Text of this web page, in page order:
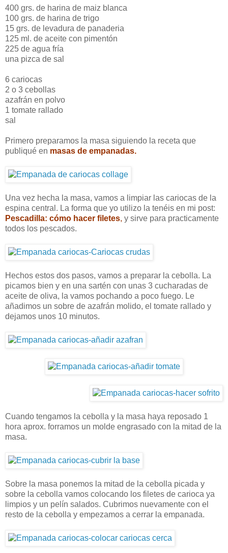
400 grs. de harina de maiz blanca
100 grs. de harina de trigo
15 grs. de levadura de panaderia
125 ml. de aceite con pimentón
225 de agua fría
una pizca de sal
6 cariocas
2 o 3 cebollas
azafrán en polvo
1 tomate rallado
sal
Primero preparamos la masa siguiendo la receta que
publiqué en masas de empanadas.
Una vez hecha la masa, vamos a limpiar las cariocas de la
espina central. La forma que yo utilizo la tenéis en mi post:
Pescadilla: cómo hacer filetes, y sirve para practicamente
todos los pescados.
Hechos estos dos pasos, vamos a preparar la cebolla. La
picamos bien y en una sartén con unas 3 cucharadas de
aceite de oliva, la vamos pochando a poco fuego. Le
añadimos un sobre de azafrán molido, el tomate rallado y
dejamos unos 10 minutos.
Cuando tengamos la cebolla y la masa haya reposado 1
hora aprox. forramos un molde engrasado con la mitad de la
masa.
Sobre la masa ponemos la mitad de la cebolla picada y
sobre la cebolla vamos colocando los filetes de carioca ya
limpios y un pelín salados. Cubrimos nuevamente con el
resto de la cebolla y empezamos a cerrar la empanada.